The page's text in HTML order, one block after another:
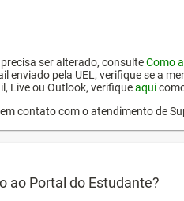
ser alterado, consulteComo
enviado pela UEL, verifique se a
Live ou Outlook, verifiqueaqui
contato com o atendimento de
ao Portal do Estudante?